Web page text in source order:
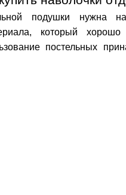
подушки нужна
который
постельных